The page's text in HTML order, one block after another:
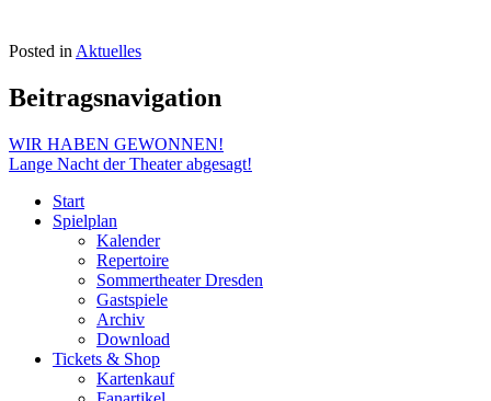
Posted in Aktuelles
Beitragsnavigation
WIR HABEN GEWONNEN!
Lange Nacht der Theater abgesagt!
Start
Spielplan
Kalender
Repertoire
Sommertheater Dresden
Gastspiele
Archiv
Download
Tickets & Shop
Kartenkauf